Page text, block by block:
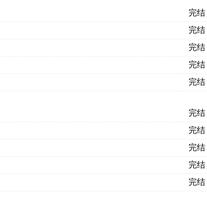
完结
完结
完结
完结
完结
完结
完结
完结
完结
完结